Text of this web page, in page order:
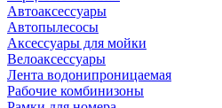
Автоаксессуары
Автопылесосы
Аксессуары для мойки
Велоаксессуары
Лента водонипроницаемая
Рабочие комбинизоны